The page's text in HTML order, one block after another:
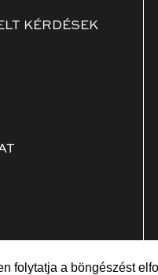
folytatja a böngészést
KÉRDÉSEK